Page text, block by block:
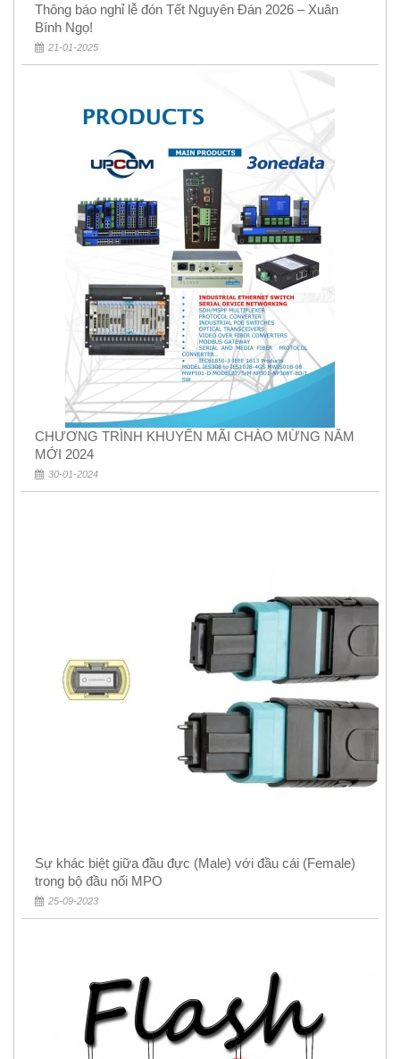
Thông báo nghỉ lễ đón Tết Nguyên Đán 2026 – Xuân
Bính Ngọ!
21-01-2025
CHƯƠNG TRÌNH KHUYẾN MÃI CHÀO MỪNG NĂM
MỚI 2024
30-01-2024
Sự khác biệt giữa đầu đực (Male) với đầu cái (Female)
trong bộ đầu nối MPO
25-09-2023